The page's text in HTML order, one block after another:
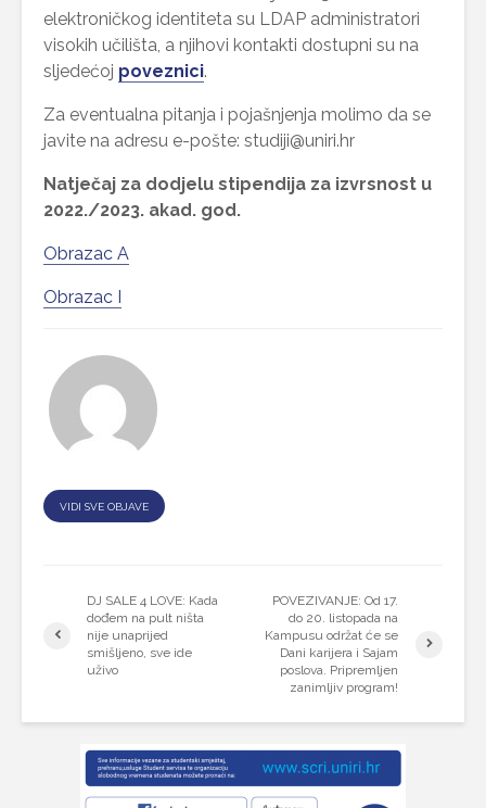
elektroničkog identiteta su LDAP administratori
visokih učilišta, a njihovi kontakti dostupni su na
sljedećoj poveznici.
Za eventualna pitanja i pojašnjenja molimo da se
javite na adresu e-pošte: studiji@uniri.hr
Natječaj za dodjelu stipendija za izvrsnost u
2022./2023. akad. god.
Obrazac A
Obrazac I
VIDI SVE OBJAVE
DJ SALE 4 LOVE: Kada
dođem na pult ništa
nije unaprijed
smišljeno, sve ide
uživo
POVEZIVANJE: Od 17.
do 20. listopada na
Kampusu održat će se
Dani karijera i Sajam
poslova. Pripremljen
zanimljiv program!